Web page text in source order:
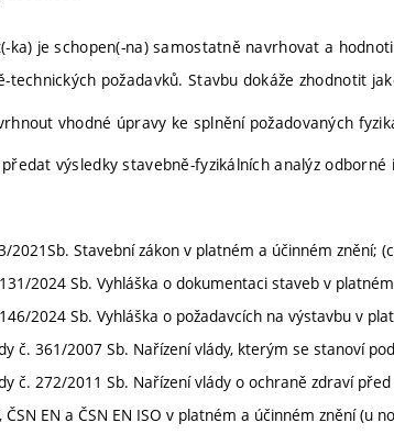
ka) je schopen(-na) samostatně navrhovat a
technických požadavků. Stavbu dokáže zhodnotit
vhodné úpravy ke splnění požadovaných
předat výsledky stavebně-fyzikálních analýz
2021Sb. Stavební zákon v platném a účinném znění;
2024 Sb. Vyhláška o dokumentaci staveb v
2024 Sb. Vyhláška o požadavcích na výstavbu v
č. 361/2007 Sb. Nařízení vlády, kterým se stanoví
č. 272/2011 Sb. Nařízení vlády o ochraně zdraví
ČSN EN a ČSN EN ISO v platném a účinném znění (u